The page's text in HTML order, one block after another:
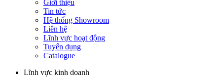
Giới thiệu
Tin tức
Hệ thống Showroom
Liên hệ
Lĩnh vực hoạt động
Tuyển dụng
Catalogue
Lĩnh vực kinh doanh